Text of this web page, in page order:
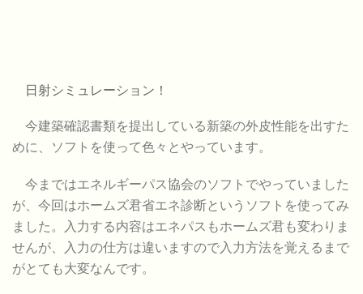
日射シミュレーション！
今建築確認書類を提出している新築の外皮性能を出すた
めに、ソフトを使って色々とやっています。
今まではエネルギーパス協会のソフトでやっていました
が、今回はホームズ君省エネ診断というソフトを使ってみ
ました。入力する内容はエネパスもホームズ君も変わりま
せんが、入力の仕方は違いますので入力方法を覚えるまで
がとても大変なんです。